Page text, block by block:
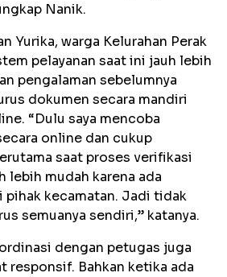
Nanik.
Yurika, warga Kelurahan Perak
pelayanan saat ini jauh lebih
pengalaman sebelumnya
dokumen secara mandiri
“Dulu saya mencoba
online dan cukup
saat proses verifikasi
lebih mudah karena ada
pihak kecamatan. Jadi tidak
semuanya sendiri,” katanya.
dengan petugas juga
responsif. Bahkan ketika ada